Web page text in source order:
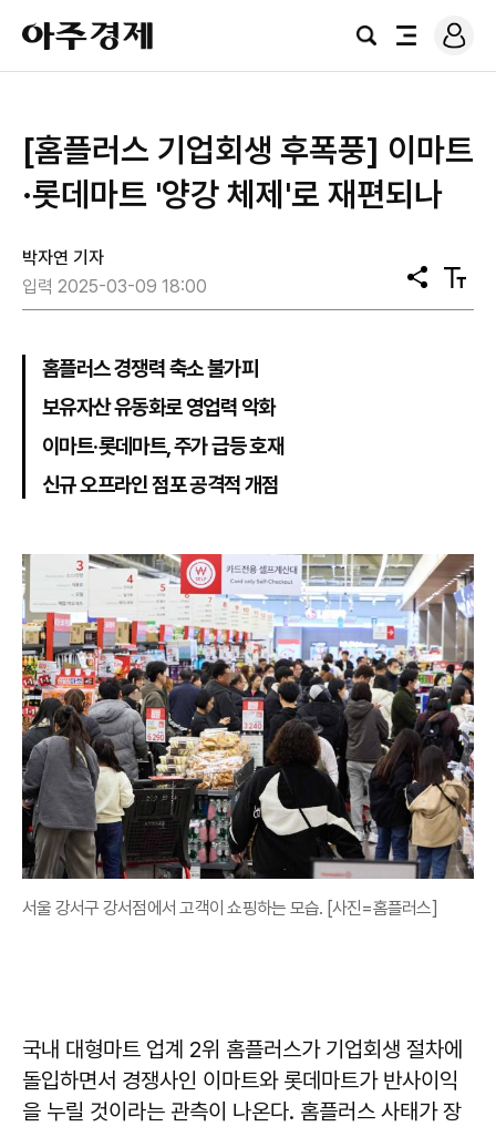
아
주
경
검
전
로
그
[홈플러스 기업회생 후폭풍] 이마트
·롯데마트 '양강 체제'로 재편되나
박자연 기자
입력 2025-03-09 18:00
공
유
텍
스
홈플러스 경쟁력 축소 불가피
보유자산 유동화로 영업력 악화
이마트·롯데마트, 주가 급등 호재
신규 오프라인 점포 공격적 개점
서울 강서구 강서점에서 고객이 쇼핑하는 모습. [사진=홈플러스]
국내 대형마트 업계 2위 홈플러스가 기업회생 절차에
돌입하면서 경쟁사인 이마트와 롯데마트가 반사이익
을 누릴 것이라는 관측이 나온다. 홈플러스 사태가 장